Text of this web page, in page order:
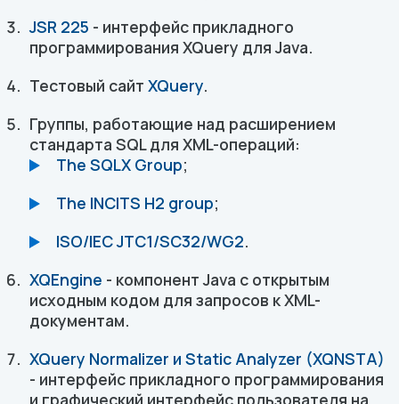
JSR 225 - интерфейс прикладного
программирования XQuery для Java.
Тестовый сайт XQuery.
Группы, работающие над расширением
стандарта SQL для XML-операций:
The SQLX Group;
The INCITS H2 group;
ISO/IEC JTC1/SC32/WG2.
XQEngine - компонент Java с открытым
исходным кодом для запросов к XML-
документам.
XQuery Normalizer и Static Analyzer (XQNSTA)
- интерфейс прикладного программирования
и графический интерфейс пользователя на